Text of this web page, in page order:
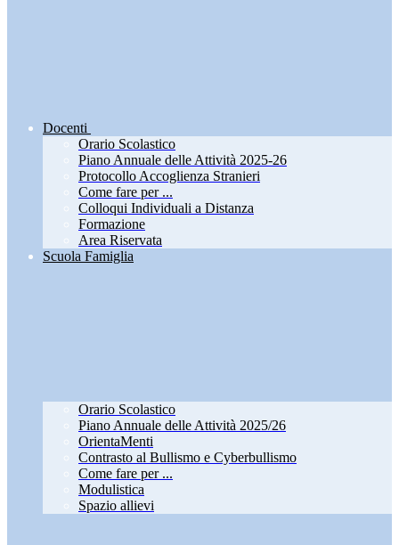
Docenti
Orario Scolastico
Piano Annuale delle Attività 2025-26
Protocollo Accoglienza Stranieri
Come fare per ...
Colloqui Individuali a Distanza
Formazione
Area Riservata
Scuola Famiglia
Orario Scolastico
Piano Annuale delle Attività 2025/26
OrientaMenti
Contrasto al Bullismo e Cyberbullismo
Come fare per ...
Modulistica
Spazio allievi